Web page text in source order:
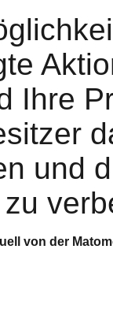
Ihre
und
von der